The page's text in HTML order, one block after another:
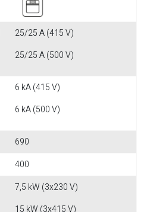
25/25 A (415 V)
25/25 A (500 V)
6 kA (415 V)
6 kA (500 V)
690
400
7,5 kW (3x230 V)
15 kW (3x415 V)